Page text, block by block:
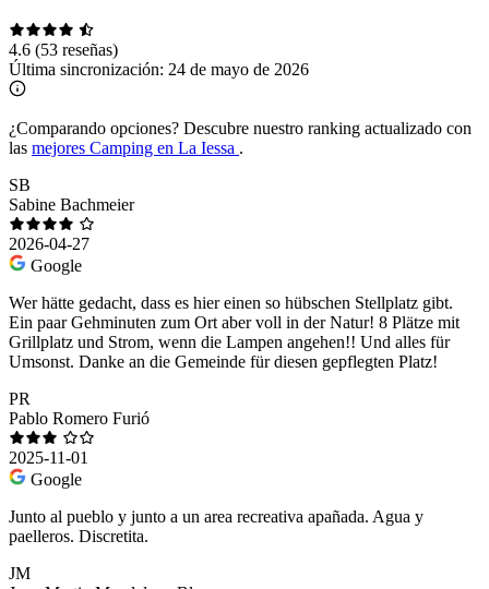
4.6 (53 reseñas)
Última sincronización: 24 de mayo de 2026
¿Comparando opciones? Descubre nuestro ranking actualizado con
las mejores Camping en La Iessa .
SB
Sabine Bachmeier
2026-04-27
Google
Wer hätte gedacht, dass es hier einen so hübschen Stellplatz gibt.
Ein paar Gehminuten zum Ort aber voll in der Natur! 8 Plätze mit
Grillplatz und Strom, wenn die Lampen angehen!! Und alles für
Umsonst. Danke an die Gemeinde für diesen gepflegten Platz!
PR
Pablo Romero Furió
2025-11-01
Google
Junto al pueblo y junto a un area recreativa apañada. Agua y
paelleros. Discretita.
JM